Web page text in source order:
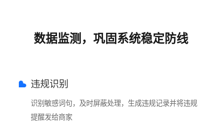
数据监测，巩固系统稳定防线
违规识别
识别敏感词句，及时屏蔽处理，生成违规记录并将违规
提醒发给商家